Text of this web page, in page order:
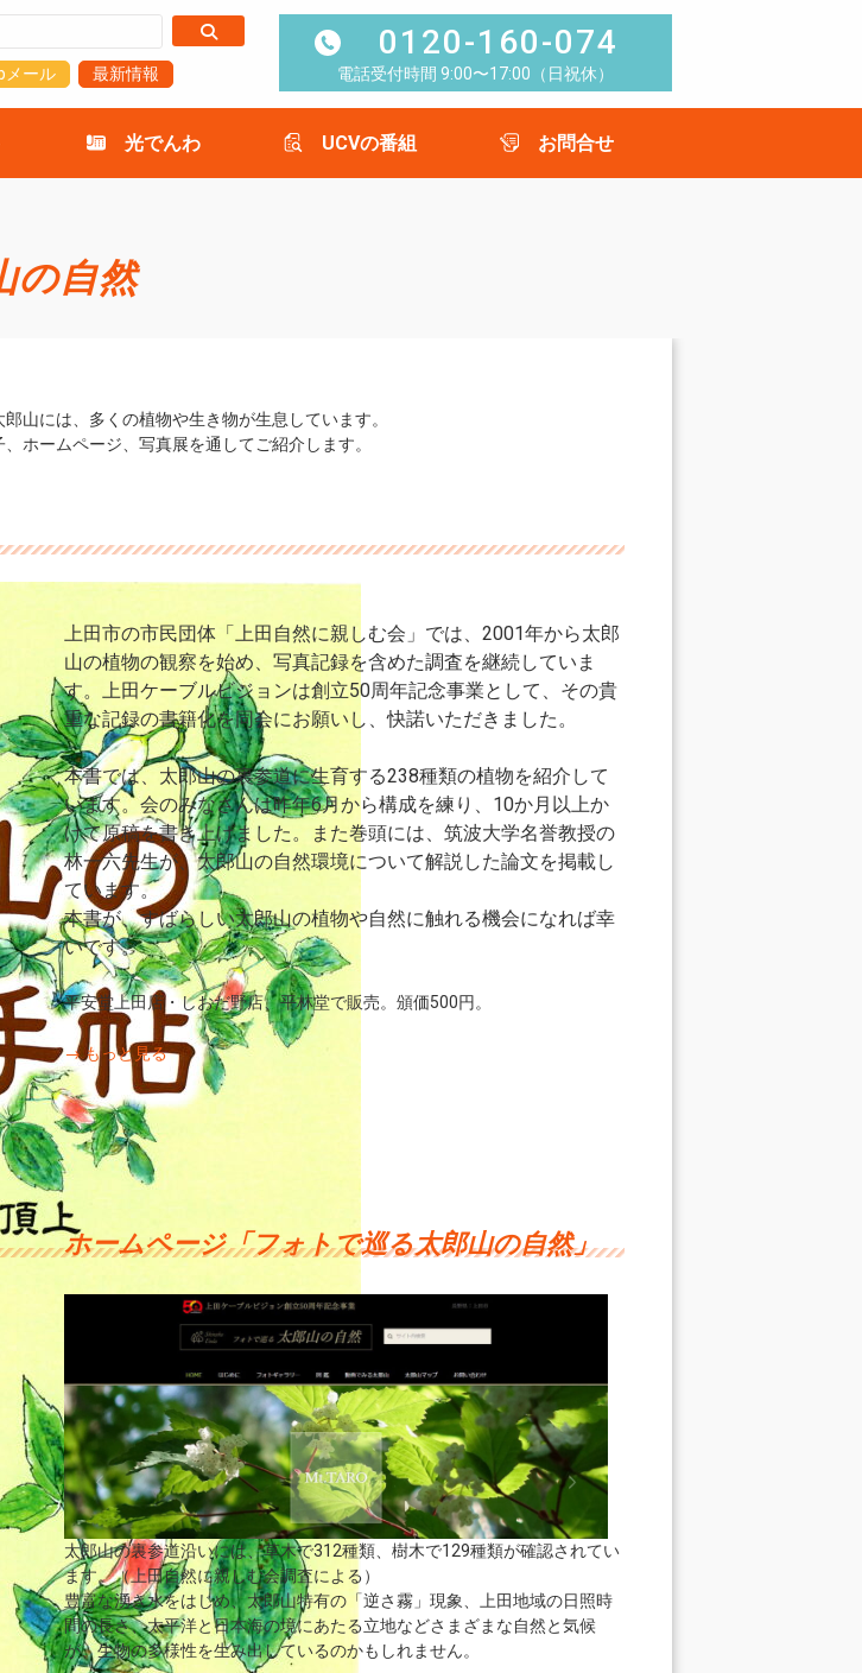
メール 最新情報
0120-160-074
電話受付時間 9:00〜17:00（日祝休）
光でんわ UCVの番組 お問合せ
の自然
山には、多くの植物や生き物が生息しています。
ホームページ、写真展を通してご紹介します。
上田市の市民団体「上田自然に親しむ会」では、2001年から太郎
山の植物の観察を始め、写真記録を含めた調査を継続していま
す。上田ケーブルビジョンは創立50周年記念事業として、その貴
重な記録の書籍化を同会にお願いし、快諾いただきました。
本書では、太郎山の裏参道に生育する238種類の植物を紹介して
います。会のみなさんは昨年6月から構成を練り、10か月以上か
けて原稿を書き上げました。また巻頭には、筑波大学名誉教授の
林一六先生が、太郎山の自然環境について解説した論文を掲載し
ています。
本書が、すばらしい太郎山の植物や自然に触れる機会になれば幸
いです。
平安堂上田店・しおだ野店、平林堂で販売。頒価500円。
→ もっと見る
ホームページ「フォトで巡る太郎山の自然」
太郎山の裏参道沿いには、草木で312種類、樹木で129種類が確認されてい
ます。（上田自然に親しむ会調査による）
豊富な湧き水をはじめ、太郎山特有の「逆さ霧」現象、上田地域の日照時
間の長さ、太平洋と日本海の境にあたる立地などさまざまな自然と気候
が、生物の多様性を生み出しているのかもしれません。